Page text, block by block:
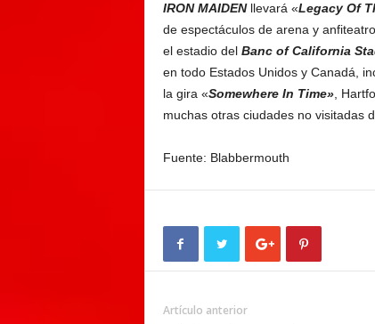
IRON MAIDENllevará «Legacy Of
de espectáculos de arena y
el estadio del Banc of California
en todo Estados Unidos y Canadá,
la gira «Somewhere In Time»,
muchas otras ciudades no visitadas
Fuente: Blabbermouth
Artículo anterior